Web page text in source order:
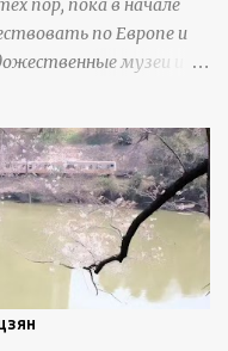
солнечного света 15° и
снег
Эти
пор, пока в начале
по Европе и
музеи и
картины художника,
в себе классическую
современной жизни. В
предлагают
усиливается его
освещения". Для
–